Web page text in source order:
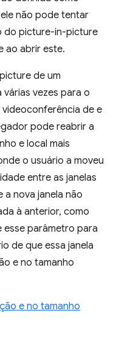
não pode tentar
do picture-in-picture
ao abrir este.
de um
vezes para o
de e
pode reabrir a
e local mais
o usuário a moveu
entre as janelas
nova janela não
à anterior, como
esse parâmetro para
de que essa janela
e no tamanho
e no tamanho